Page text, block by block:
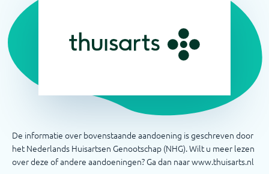
De informatie over bovenstaande aandoening is geschreven door
het Nederlands Huisartsen Genootschap (NHG). Wilt u meer lezen
over deze of andere aandoeningen? Ga dan naar www.thuisarts.nl